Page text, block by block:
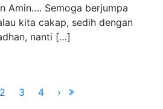
Amin…. Semoga berjumpa
kita cakap, sedih dengan
nanti […]
2 3 4 ›